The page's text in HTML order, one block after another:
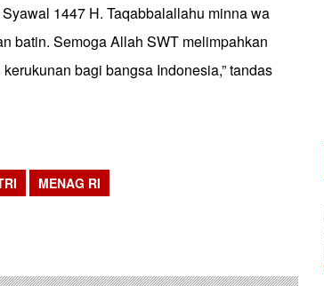
1447 H. Taqabbalallahu minna wa
batin. Semoga Allah SWT melimpahkan
bagi bangsa Indonesia,” tandas
MENAG RI